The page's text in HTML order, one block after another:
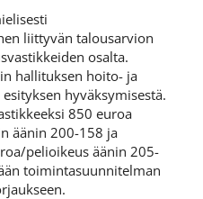
liittyvän talousarvion
osalta.
hallituksen hoito- ja
hyväksymisestä.
850 euroa
äänin 200-158 ja
pelioikeus äänin 205-
toimintasuunnitelman